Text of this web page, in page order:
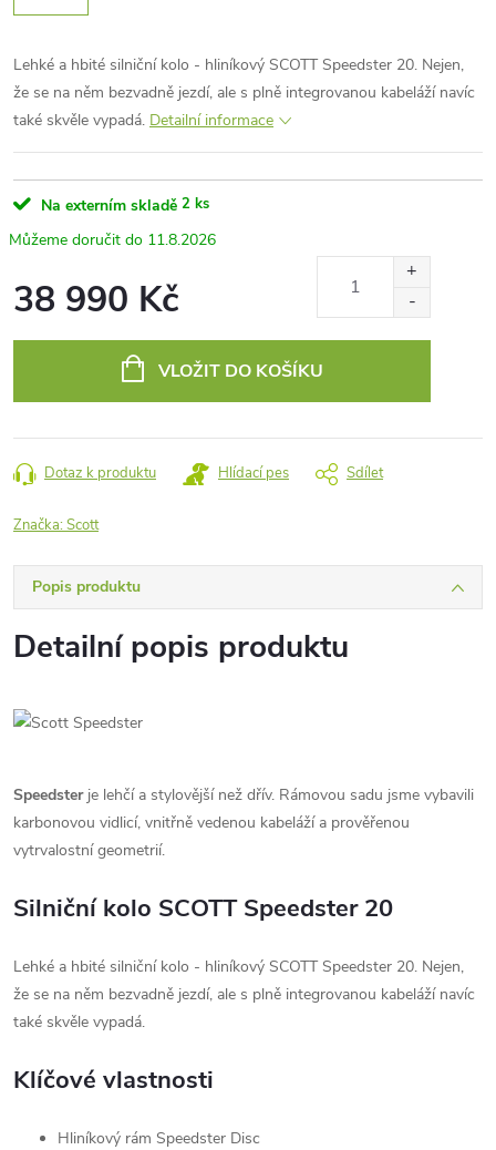
Lehké a hbité silniční kolo - hliníkový SCOTT Speedster 20. Nejen,
že se na něm bezvadně jezdí, ale s plně integrovanou kabeláží navíc
také skvěle vypadá. Detailní informace
Na externím skladě 2 ks
11.8.2026
38 990 Kč
VLOŽIT DO KOŠÍKU
Dotaz k produktu Hlídací pes Sdílet
Značka:Scott
Popis produktu
Detailní popis produktu
Speedsterje lehčí a stylovější než dřív. Rámovou sadu jsme vybavili
karbonovou vidlicí, vnitřně vedenou kabeláží a prověřenou
vytrvalostní geometrií.
Silniční kolo SCOTT Speedster 20
Lehké a hbité silniční kolo - hliníkový SCOTT Speedster 20. Nejen,
že se na něm bezvadně jezdí, ale s plně integrovanou kabeláží navíc
také skvěle vypadá.
Klíčové vlastnosti
Hliníkový rám Speedster Disc